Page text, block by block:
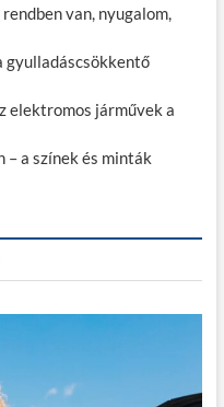
van, nyugalom,
elektromos járművek a
– a színek és minták